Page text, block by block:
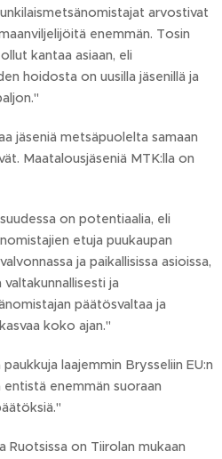
arvostivat
enemmän. Tosin
kantaa asiaan, eli
hoidosta on uusilla jäsenillä ja
jäseniä metsäpuolelta samaan
Maatalousjäseniä MTK:lla on
on potentiaalia, eli
etuja puukaupan
ja paikallisissa asioissa,
ja
päätösvaltaa ja
koko ajan."
laajemmin Brysseliin EU:n
entistä enemmän suoraan
Ruotsissa on Tiirolan mukaan